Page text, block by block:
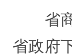
省商
省政府